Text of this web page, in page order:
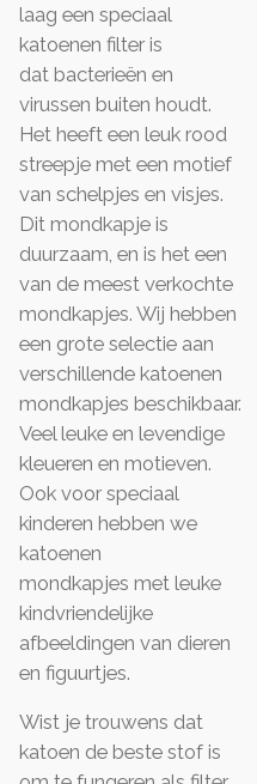
laag een speciaal
katoenen filter is
dat bacterieën en
virussen buiten houdt.
Het heeft een leuk rood
streepje met een motief
van schelpjes en visjes.
Dit mondkapje is
duurzaam, en is het een
van de meest verkochte
mondkapjes. Wij hebben
een grote selectie aan
verschillende katoenen
mondkapjes beschikbaar.
Veel leuke en levendige
kleueren en motieven.
Ook voor speciaal
kinderen hebben we
katoenen
mondkapjes met leuke
kindvriendelijke
afbeeldingen van dieren
en figuurtjes.
Wist je trouwens dat
katoen de beste stof is